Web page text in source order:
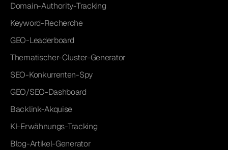
Domain-Authority-Tracking
Keyword-Recherche
GEO-Leaderboard
Thematischer-Cluster-Generator
SEO-Konkurrenten-Spy
GEO/SEO-Dashboard
Backlink-Akquise
KI-Erwähnungs-Tracking
Blog-Artikel-Generator